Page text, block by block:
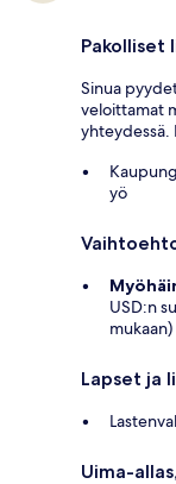
Pakolliset
Sinua
veloittamat
yhteydessä.
yö
USD:n
mukaan)
Lapset ja
Uima-